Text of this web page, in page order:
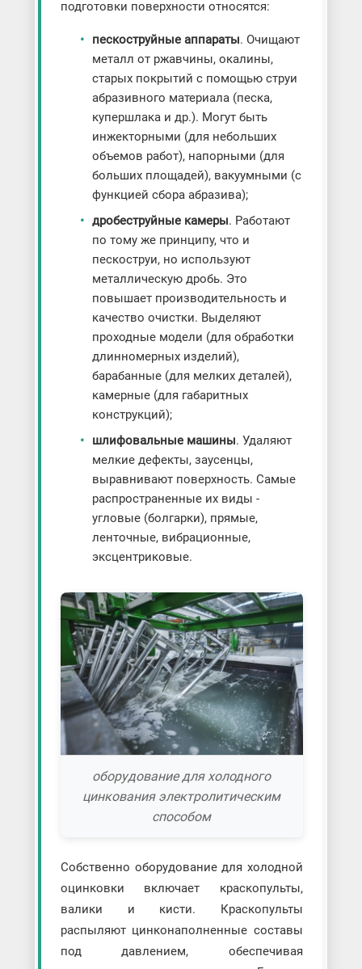
подготовки поверхности относятся:
пескоструйные аппараты. Очищают
металл от ржавчины, окалины,
старых покрытий с помощью струи
абразивного материала (песка,
купершлака и др.). Могут быть
инжекторными (для небольших
объемов работ), напорными (для
больших площадей), вакуумными (с
функцией сбора абразива);
дробеструйные камеры. Работают
по тому же принципу, что и
пескоструи, но используют
металлическую дробь. Это
повышает производительность и
качество очистки. Выделяют
проходные модели (для обработки
длинномерных изделий),
барабанные (для мелких деталей),
камерные (для габаритных
конструкций);
шлифовальные машины. Удаляют
мелкие дефекты, заусенцы,
выравнивают поверхность. Самые
распространенные их виды -
угловые (болгарки), прямые,
ленточные, вибрационные,
эксцентриковые.
оборудование для холодного
цинкования электролитическим
способом
Собственно оборудование для холодной
оцинковки включает краскопульты,
валики и кисти. Краскопульты
распыляют цинконаполненные составы
под давлением, обеспечивая